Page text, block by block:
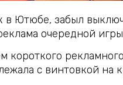
в Ютюбе, забыл
очередной
короткого
с винтовкой на